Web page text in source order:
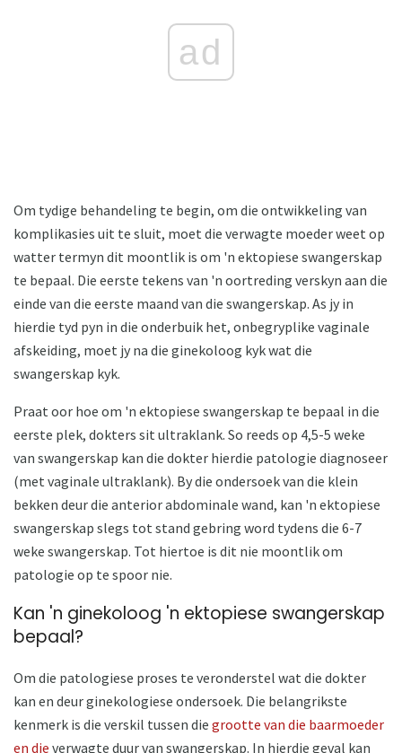
ad
Om tydige behandeling te begin, om die ontwikkeling van
komplikasies uit te sluit, moet die verwagte moeder weet op
watter termyn dit moontlik is om 'n ektopiese swangerskap
te bepaal. Die eerste tekens van 'n oortreding verskyn aan die
einde van die eerste maand van die swangerskap. As jy in
hierdie tyd pyn in die onderbuik het, onbegryplike vaginale
afskeiding, moet jy na die ginekoloog kyk wat die
swangerskap kyk.
Praat oor hoe om 'n ektopiese swangerskap te bepaal in die
eerste plek, dokters sit ultraklank. So reeds op 4,5-5 weke
van swangerskap kan die dokter hierdie patologie diagnoseer
(met vaginale ultraklank). By die ondersoek van die klein
bekken deur die anterior abdominale wand, kan 'n ektopiese
swangerskap slegs tot stand gebring word tydens die 6-7
weke swangerskap. Tot hiertoe is dit nie moontlik om
patologie op te spoor nie.
Kan 'n ginekoloog 'n ektopiese swangerskap
bepaal?
Om die patologiese proses te veronderstel wat die dokter
kan en deur ginekologiese ondersoek. Die belangrikste
kenmerk is die verskil tussen die grootte van die baarmoeder
en die verwagte duur van swangerskap. In hierdie geval kan